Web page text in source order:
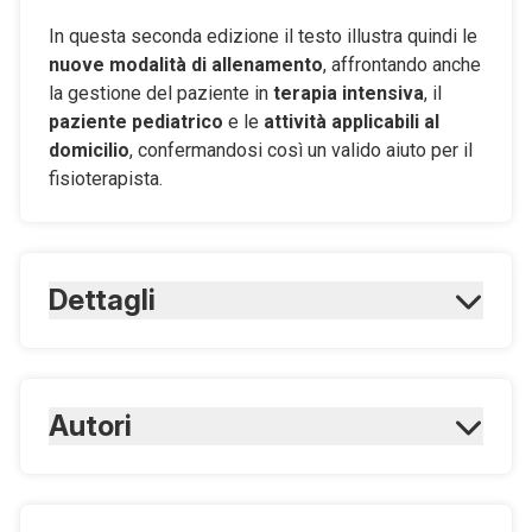
In questa seconda edizione il testo illustra quindi le
nuove modalità di allenamento, affrontando anche
la gestione del paziente in terapia intensiva, il
paziente pediatrico e le attività applicabili al
domicilio, confermandosi così un valido aiuto per il
fisioterapista.
Dettagli
Numero edizione:
Autori